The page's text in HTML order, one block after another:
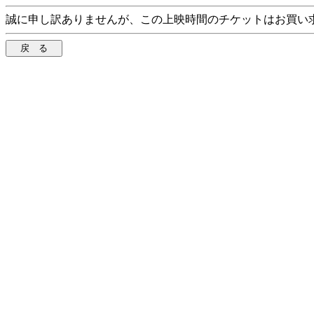
誠に申し訳ありませんが、この上映時間のチケットはお買い